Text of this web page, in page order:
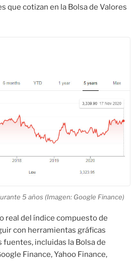
que cotizan en la Bolsa de Valores
5 años (Imagen: Google Finance)
real del índice compuesto de
con herramientas gráficas
incluidas la Bolsa de
Finance, Yahoo Finance,